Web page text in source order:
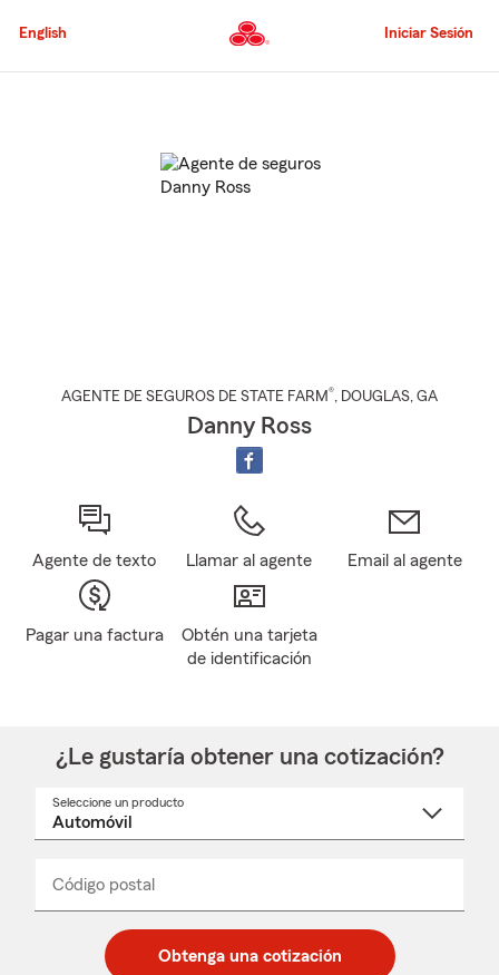
al
principal
English Iniciar Sesión
AGENTE DE SEGUROS DE STATE FARM®, DOUGLAS, GA
Danny Ross
Agente de texto Llamar al agente Email al agente
Pagar una factura
Obtén una tarjeta
de identificación
¿Le gustaría obtener una cotización?
Seleccione un producto
desplegable
Código postal
de
de
_____
Obtenga una cotización